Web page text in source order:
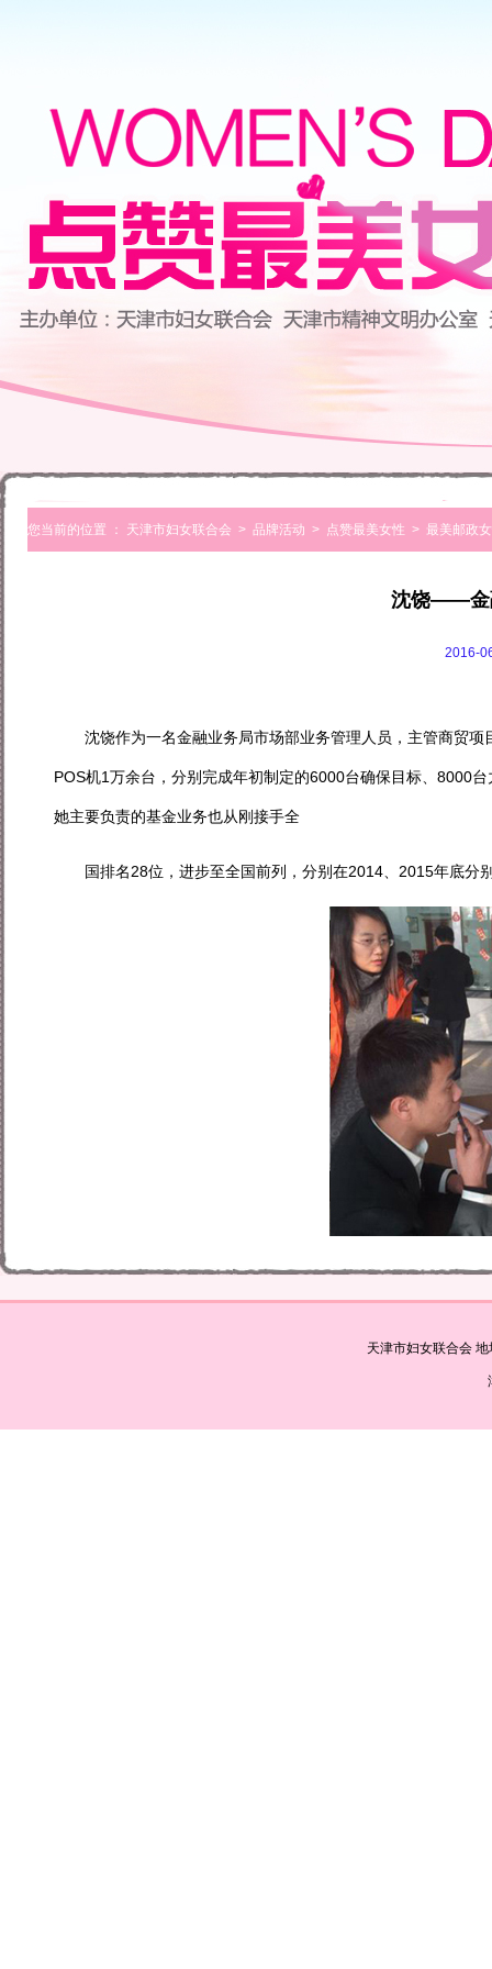
您当前的位置 ： 天津市妇女联合会 > 品牌活动 > 点赞最美女性 > 最美邮政
沈饶——金
2016-
沈饶作为一名金融业务局市场部业务管理人员，主管商贸项
POS机1万余台，分别完成年初制定的6000台确保目标、8000
她主要负责的基金业务也从刚接手全
国排名28位，进步至全国前列，分别在2014、2015年底分
天津市妇女联合会